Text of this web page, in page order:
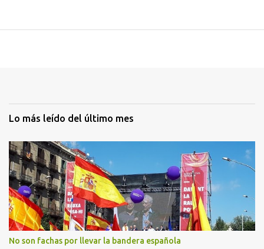
Lo más leído del último mes
No son fachas por llevar la bandera española